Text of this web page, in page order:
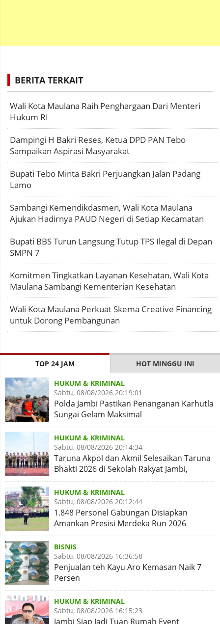
BERITA TERKAIT
Wali Kota Maulana Raih Penghargaan Dari Menteri
Hukum RI
Dampingi H Bakri Reses, Ketua DPD PAN Tebo
Sampaikan Aspirasi Masyarakat
Bupati Tebo Minta Bakri Perjuangkan Jalan Padang
Lamo
Sambangi Kemendikdasmen, Wali Kota Maulana
Ajukan Hadirnya PAUD Negeri di Setiap Kecamatan
Bupati BBS Turun Langsung Tutup TPS Ilegal di Depan
SMPN 7
Komitmen Tingkatkan Layanan Kesehatan, Wali Kota
Maulana Sambangi Kementerian Kesehatan
Wali Kota Maulana Perkuat Skema Creative Financing
untuk Dorong Pembangunan
TOP 24 JAM HOT MINGGU INI
HUKUM & KRIMINAL
Sabtu, 08/08/2026 20:19:01
Polda Jambi Pastikan Penanganan Karhutla
Sungai Gelam Maksimal
HUKUM & KRIMINAL
Sabtu, 08/08/2026 20:14:34
Taruna Akpol dan Akmil Selesaikan Taruna
Bhakti 2026 di Sekolah Rakyat Jambi,
Kegiatan Aman Lancar
HUKUM & KRIMINAL
Sabtu, 08/08/2026 20:12:44
1.848 Personel Gabungan Disiapkan
Amankan Presisi Merdeka Run 2026
BISNIS
Sabtu, 08/08/2026 16:36:58
Penjualan teh Kayu Aro Kemasan Naik 7
Persen
HUKUM & KRIMINAL
Sabtu, 08/08/2026 16:15:23
Jambi Siap Jadi Tuan Rumah Event